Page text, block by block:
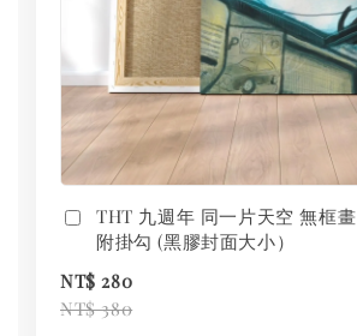
THT 九週年 同一片天空 無框
附掛勾 (黑膠封面大小）
NT$ 280
NT$ 380